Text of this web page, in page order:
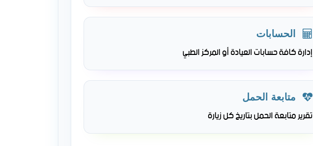
الحسابات
إدارة كافة حسابات العيادة أو المركز الطبي
متابعة الحمل
تقرير متابعة الحمل بتاريخ كل زيارة